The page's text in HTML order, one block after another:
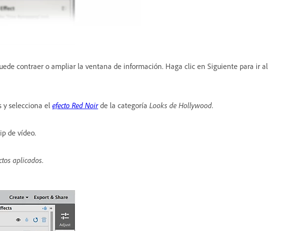
contraer o ampliar la ventana de información. Haga clic en Siguiente para ir al
y selecciona el efecto Red Noirde la categoría Looks de Hollywood.
de vídeo.
aplicados.